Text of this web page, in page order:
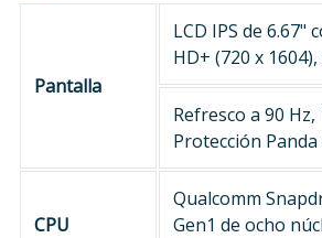
Pantalla
LCD IPS de 6.67"
HD+ (720 x
Refresco a 90
Protección Panda
CPU
Qualcomm
Gen1 de ocho